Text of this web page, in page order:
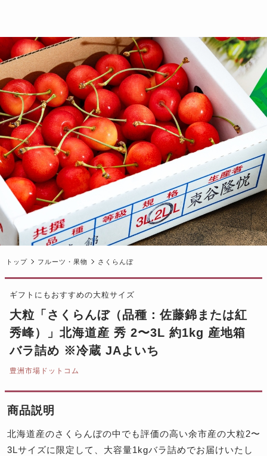
トップ フルーツ・果物 さくらんぼ
ギフトにもおすすめの大粒サイズ
大粒「さくらんぼ（品種：佐藤錦または紅
秀峰）」北海道産 秀 2〜3L 約1kg 産地箱
バラ詰め ※冷蔵 JAよいち
豊洲市場ドットコム
商品説明
北海道産のさくらんぼの中でも評価の高い余市産の大粒2〜
3Lサイズに限定して、大容量1kgバラ詰めでお届けいたし